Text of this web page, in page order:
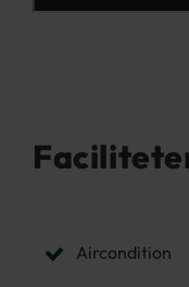
Aircondition